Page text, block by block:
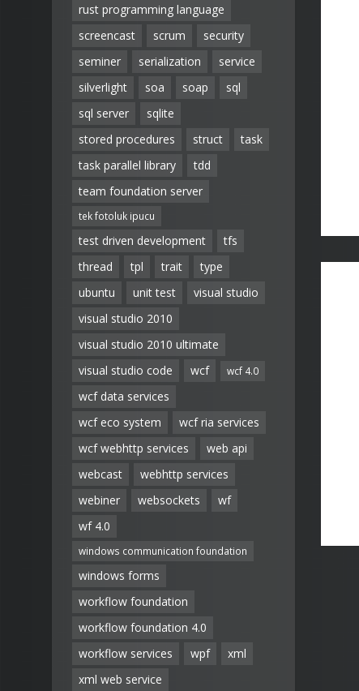
rust programming language
screencast
scrum
security
seminer
serialization
service
silverlight
soa soap
sql
sql server
sqlite
stored procedures
struct
task
task parallel library
tdd
team foundation server
tek fotoluk ipucu
test driven development
tfs
thread
tpl trait
type
ubuntu
unit test
visual studio
visual studio 2010
visual studio 2010 ultimate
visual studio code
wcf wcf 4.0
wcf data services
wcf eco system
wcf ria services
wcf webhttp services
web api
webcast
webhttp services
webiner
websockets
wf
wf 4.0
windows communication foundation
windows forms
workflow foundation
workflow foundation 4.0
workflow services
wpf
xml
xml web service